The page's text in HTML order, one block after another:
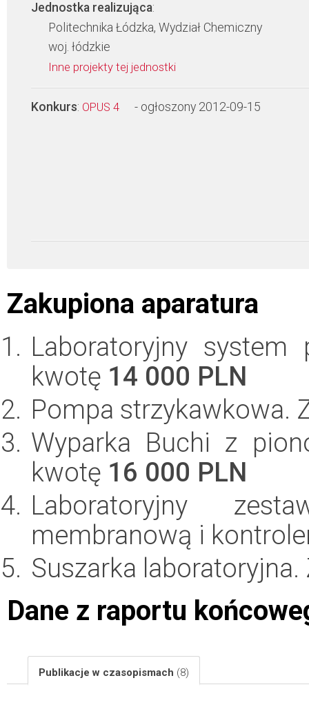
Jednostka realizująca:
Politechnika Łódzka, Wydział Chemiczny
woj. łódzkie
Inne projekty tej jednostki
Konkurs: OPUS 4 - ogłoszony 2012-09-15
Zakupiona aparatura
Laboratoryjny system
kwotę 14 000 PLN
Pompa strzykawkowa.
Wyparka Buchi z
kwotę 16 000 PLN
Laboratoryjny
membranową i
Suszarka
Dane z raportu
Publikacje w czasopismach (8)